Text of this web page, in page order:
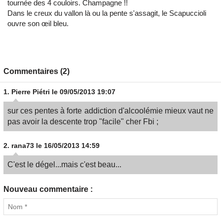
tournée des 4 couloirs. Champagne !!
Dans le creux du vallon là ou la pente s'assagit, le Scapuccioli
ouvre son œil bleu.
Commentaires (2)
1. Pierre Piétri le 09/05/2013 19:07
sur ces pentes à forte addiction d'alcoolémie mieux vaut ne
pas avoir la descente trop "facile" cher Fbi ;
2. rana73 le 16/05/2013 14:59
C'est le dégel...mais c'est beau...
Nouveau commentaire :